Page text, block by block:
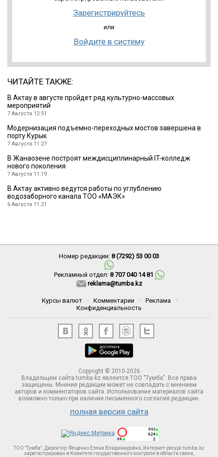
Зарегистрируйтесь
или
Войдите в систему
ЧИТАЙТЕ ТАКЖЕ:
В Актау в августе пройдет ряд культурно-массовых
мероприятий
7 Августа 12:51
Модернизация подъемно-переходных мостов завершена в
порту Курык
7 Августа 11:27
В Жанаозене построят междисциплинарный IT-колледж
нового поколения
7 Августа 11:19
В Актау активно ведутся работы по углублению
водозаборного канала ТОО «МАЭК»
6 Августа 11:21
Номер редакции: 8 (7292) 53 00 03
Рекламный отдел: 8 707 040 14 81
reklama@tumba.kz
Курсы валют · Комментарии · Реклама
·
Конфиденциальность
Copyright © 2010-2026
Владельцем сайта tumba.kz является ТОО "Тумба". Все права
защищены. Мнение редакции может не совпадать с мнением
авторов и комментаторов сайта. Использование материалов сайта
возможно только при наличии письменного согласия редакции.
полная версия сайта
ТОО "Тумба". Директор: Фещенко Елена Владимировна, Интернет-ресурс tumba.kz
зарегистрирован в Комитете госудаственного контроля в области связи,